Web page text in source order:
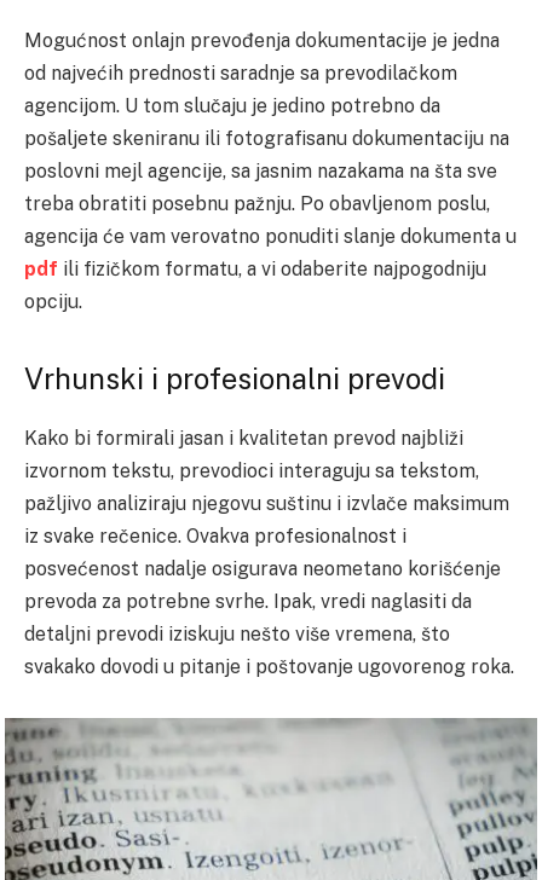
Mogućnost onlajn prevođenja dokumentacije je jedna
od najvećih prednosti saradnje sa prevodilačkom
agencijom. U tom slučaju je jedino potrebno da
pošaljete skeniranu ili fotografisanu dokumentaciju na
poslovni mejl agencije, sa jasnim nazakama na šta sve
treba obratiti posebnu pažnju. Po obavljenom poslu,
agencija će vam verovatno ponuditi slanje dokumenta u
pdf ili fizičkom formatu, a vi odaberite najpogodniju
opciju.
Vrhunski i profesionalni prevodi
Kako bi formirali jasan i kvalitetan prevod najbliži
izvornom tekstu, prevodioci interaguju sa tekstom,
pažljivo analiziraju njegovu suštinu i izvlače maksimum
iz svake rečenice. Ovakva profesionalnost i
posvećenost nadalje osigurava neometano korišćenje
prevoda za potrebne svrhe. Ipak, vredi naglasiti da
detaljni prevodi iziskuju nešto više vremena, što
svakako dovodi u pitanje i poštovanje ugovorenog roka.